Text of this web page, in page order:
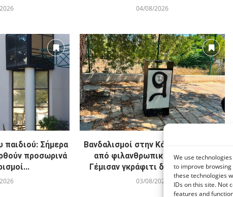
We use
to improve browsing
these technologies
IDs on this site. Not
features and
04/08/2026
παιδιού: Σήμερα
προσωρινά
Βανδαλισμοί στην Κάτω Πάφο μετά
από φιλανθρωπική εκδήλωση:
Γέμισαν γκράφιτι δημόσιες και...
03/08/2026